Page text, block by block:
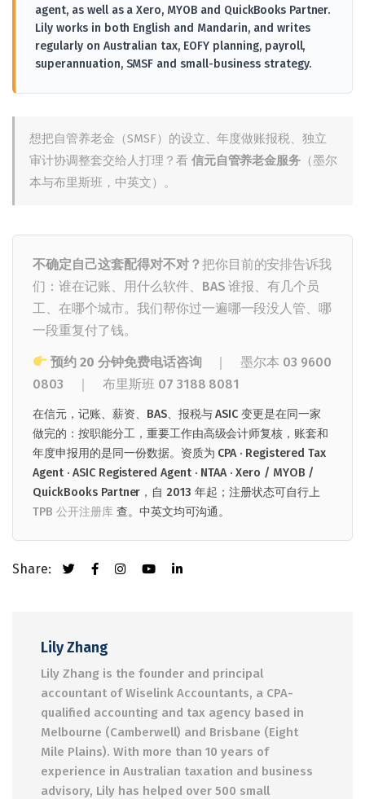
agent, as well as a Xero, MYOB and QuickBooks Partner.
Lily works in both English and Mandarin, and writes
regularly on Australian tax, EOFY planning, payroll,
superannuation, SMSF and small-business strategy.
想把自管养老金（SMSF）的设立、年度做账报税、独立
审计协调整套交给人打理？看 信元自管养老金服务 （墨尔
本与布里斯班，中英文）。
不确定自己这套配得对不对？把你目前的安排告诉我
们：谁在记账、用什么软件、BAS 谁报、有几个员
工、在哪个城市。我们帮你过一遍哪一段没人管、哪
一段重复付了钱。
预约 20 分钟免费电话咨询｜ 墨尔本 03 9600
0803 ｜ 布里斯班 07 3188 8081
在信元，记账、薪资、BAS、报税与 ASIC 变更是在同一家
做完的：按职能分工，重要工作由高级会计师复核，账套和
年度申报用的是同一份数据。资质为 CPA · Registered Tax
Agent · ASIC Registered Agent · NTAA · Xero / MYOB /
QuickBooks Partner，自 2013 年起；注册状态可自行上
TPB 公开注册库查。中英文均可沟通。
Share:
Lily Zhang
Lily Zhang is the founder and principal
accountant of Wiselink Accountants, a CPA-
qualified accounting and tax agency based in
Melbourne (Camberwell) and Brisbane (Eight
Mile Plains). With more than 10 years of
experience in Australian taxation and business
advisory, Lily has helped over 500 small